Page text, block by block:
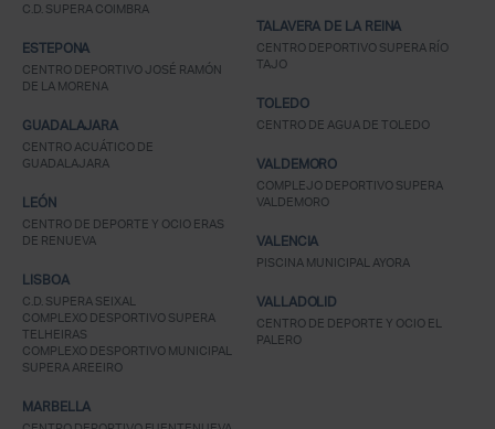
C.D. SUPERA COIMBRA
ESTEPONA
CENTRO DEPORTIVO JOSÉ RAMÓN
DE LA MORENA
GUADALAJARA
CENTRO ACUÁTICO DE
GUADALAJARA
LEÓN
CENTRO DE DEPORTE Y OCIO ERAS
DE RENUEVA
LISBOA
C.D. SUPERA SEIXAL
COMPLEXO DESPORTIVO SUPERA
TELHEIRAS
COMPLEXO DESPORTIVO MUNICIPAL
SUPERA AREEIRO
MARBELLA
TALAVERA DE LA REINA
CENTRO DEPORTIVO SUPERA RÍO
TAJO
TOLEDO
CENTRO DE AGUA DE TOLEDO
VALDEMORO
COMPLEJO DEPORTIVO SUPERA
VALDEMORO
VALENCIA
PISCINA MUNICIPAL AYORA
VALLADOLID
CENTRO DE DEPORTE Y OCIO EL
PALERO